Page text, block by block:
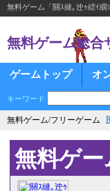
無料ゲーム「關ｽ縺｡迚ｩ繧ｲ
無料ゲーム総合
ゲームトップ オ
キーワード
無料ゲーム/フリーゲーム
無料ゲ